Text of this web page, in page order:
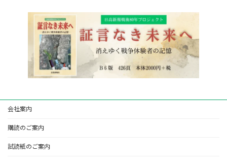
会社案内
購読のご案内
試読紙のご案内